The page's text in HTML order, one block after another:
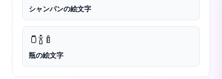
シャンパンの絵文字
🫙 🍾 🍼
瓶の絵文字